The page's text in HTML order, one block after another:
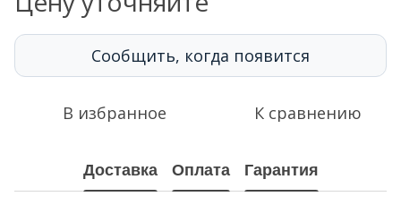
Сообщить, когда появится
В избранное К сравнению
Доставка Оплата Гарантия